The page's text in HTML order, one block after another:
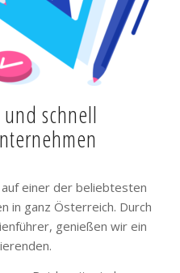
schnell
einer der beliebtesten
in ganz Österreich. Durch
genießen wir ein